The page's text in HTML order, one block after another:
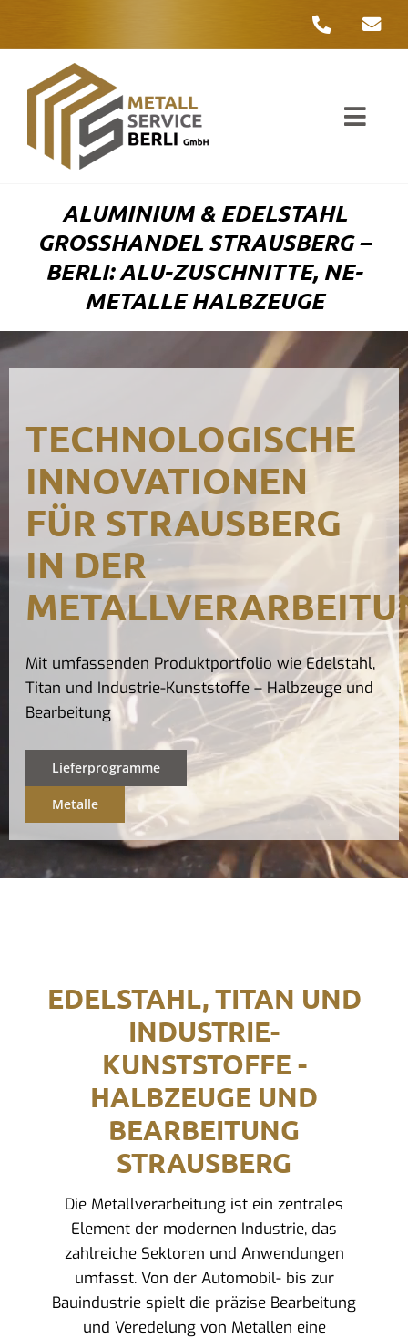
ALUMINIUM & EDELSTAHL
GROSSHANDEL STRAUSBERG – B
ERLI: ALU-ZUSCHNITTE, NE-M
ETALLE HALBZEUGE
TECHNOLOGISCHE
INNOVATIONEN
FÜR STRAUSBERG
IN DER
Mit umfassenden Produktportfolio wie Edelstahl,
Titan und Industrie-Kunststoffe – Halbzeuge und
Bearbeitung
Lieferprogramme
Metalle
EDELSTAHL, TITAN UND
INDUSTRIE-
KUNSTSTOFFE -
HALBZEUGE UND
BEARBEITUNG
STRAUSBERG
Die Metallverarbeitung ist ein zentrales
Element der modernen Industrie, das
zahlreiche Sektoren und Anwendungen
umfasst. Von der Automobil- bis zur
Bauindustrie spielt die präzise Bearbeitung
und Veredelung von Metallen eine